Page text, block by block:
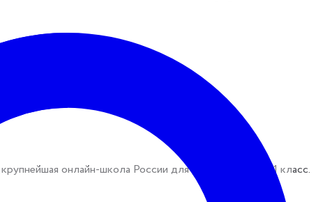
онлайн-школа России для учеников с 1 по 11 класс.